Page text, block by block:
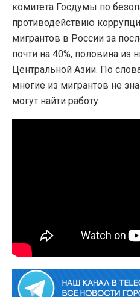
комитета Госдумы по
противодействию
мигрантов в России за
почти на 40%, половина из
Центральной Азии. По
многие из мигрантов не
могут найти работу